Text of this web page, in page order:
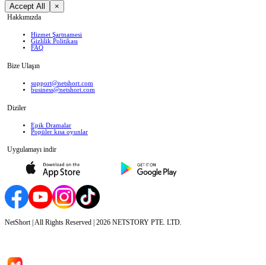
Accept All ×
Hakkımızda
Hizmet Şartnamesi
Gizlilik Politikası
FAQ
Bize Ulaşın
support@netshort.com
business@netshort.com
Diziler
Epik Dramalar
Popüler kısa oyunlar
Uygulamayı indir
NetShort | All Rights Reserved | 2026 NETSTORY PTE. LTD.